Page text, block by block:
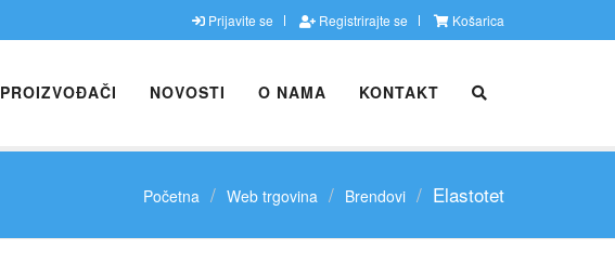
Prijavite se Registrirajte se Košarica
PROIZVOĐAČI NOVOSTI O NAMA KONTAKT
Početna Web trgovina Brendovi Elastotet